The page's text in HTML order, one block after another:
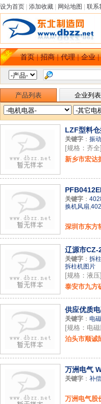
设为首页 添加收藏 网站地图 联系
首页|招商|代理|企业|
产品列表 企业列表
LZF型料
关键字 ： 振
[规格：齐
新乡市宏达
关键字 ：
换机风扇,
深圳市东方
辽源市CZ-
关键字 ： 拆
拆柱机图片
[规格：液
泰安市九方
供应优质
关键字 ： 电
[规格：电
泊头市顺诚
万洲电气
关键字 ： 补
万洲电气股